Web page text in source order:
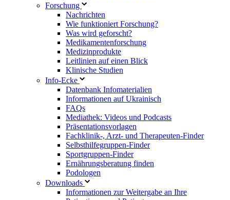
Forschung
Nachrichten
Wie funktioniert Forschung?
Was wird geforscht?
Medikamentenforschung
Medizinprodukte
Leitlinien auf einen Blick
Klinische Studien
Info-Ecke
Datenbank Infomaterialien
Informationen auf Ukrainisch
FAQs
Mediathek: Videos und Podcasts
Präsentationsvorlagen
Fachklinik-, Arzt- und Therapeuten-Finder
Selbsthilfegruppen-Finder
Sportgruppen-Finder
Ernährungsberatung finden
Podologen
Downloads
Informationen zur Weitergabe an Ihre